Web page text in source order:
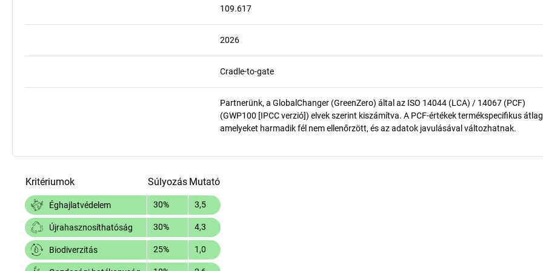
109.617
2026
Cradle-to-gate
Partnerünk, a GlobalChanger (GreenZero) által az ISO 14044 (LCA) / 14067 (PCF)
(GWP100 [IPCC verzió]) elvek szerint kiszámítva. A PCF-értékek termékspecifikus
amelyeket harmadik fél nem ellenőrzött, és az adatok javulásával változhatnak.
Kritériumok Súlyozás Mutató
Éghajlatvédelem 30% 3,5
Újrahasznosíthatóság 30% 4,3
Biodiverzitás 25% 1,0